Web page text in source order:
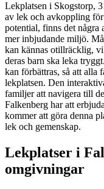
Lekplatsen i Skogstorp,
av lek och avkoppling
potential, finns det några
mer inbjudande miljö.
kan kännas otillräcklig,
deras barn ska leka
kan förbättras, så att alla
lekplatsen. Den
familjer att navigera till
Falkenberg har att
kommer att göra denna
lek och gemenskap.
Lekplatser i
omgivningar